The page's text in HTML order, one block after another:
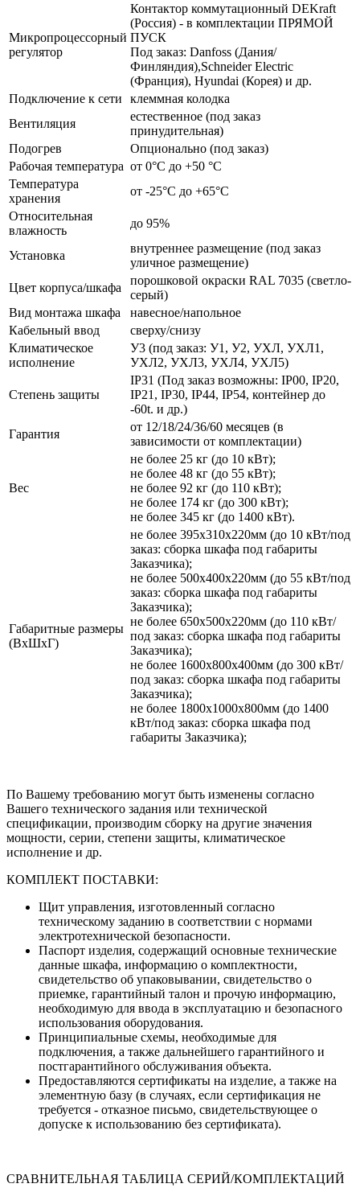
Микропроцессорный
регулятор
Контактор коммутационный DEKraft
(Россия) - в комплектации ПРЯМОЙ
ПУСК
Под заказ: Danfoss (Дания/
Финляндия),Schneider Electric
(Франция), Hyundai (Корея) и др.
Подключение к сети
клеммная колодка
Вентиляция
естественное (под заказ
принудительная)
Подогрев
Опционально (под заказ)
Рабочая температура от 0°C до +50 °C
Температура
хранения
от -25°C до +65°C
Относительная
влажность
до 95%
Установка
внутреннее размещение (под заказ
уличное размещение)
Цвет корпуса/шкафа
порошковой окраски RAL 7035 (светло-
серый)
Вид монтажа шкафа
навесное/напольное
Кабельный ввод
сверху/снизу
Климатическое
исполнение
У3 (под заказ: У1, У2, УХЛ, УХЛ1,
УХЛ2, УХЛ3, УХЛ4, УХЛ5)
Степень защиты
IP31 (Под заказ возможны: IP00, IP20,
IP21, IP30, IP44, IP54, контейнер до
-60t. и др.)
Гарантия
от 12/18/24/36/60 месяцев (в
зависимости от комплектации)
Вес
не более 25 кг (до 10 кВт);
не более 48 кг (до 55 кВт);
не более 92 кг (до 110 кВт);
не более 174 кг (до 300 кВт);
не более 345 кг (до 1400 кВт).
Габаритные размеры
(ВхШхГ)
не более 395х310х220мм (до 10 кВт/под
заказ: сборка шкафа под габариты
Заказчика);
не более 500х400х220мм (до 55 кВт/под
заказ: сборка шкафа под габариты
Заказчика);
не более 650х500х220мм (до 110 кВт/
под заказ: сборка шкафа под габариты
Заказчика);
не более 1600х800х400мм (до 300 кВт/
под заказ: сборка шкафа под габариты
Заказчика);
не более 1800х1000х800мм (до 1400
кВт/под заказ: сборка шкафа под
габариты Заказчика);
По Вашему требованию могут быть изменены согласно
Вашего технического задания или технической
спецификации, производим сборку на другие значения
мощности, серии, степени защиты, климатическое
исполнение и др.
КОМПЛЕКТ ПОСТАВКИ:
Щит управления, изготовленный согласно
техническому заданию в соответствии с нормами
электротехнической безопасности.
Паспорт изделия, содержащий основные технические
данные шкафа, информацию о комплектности,
свидетельство об упаковывании, свидетельство о
приемке, гарантийный талон и прочую информацию,
необходимую для ввода в эксплуатацию и безопасного
использования оборудования.
Принципиальные схемы, необходимые для
подключения, а также дальнейшего гарантийного и
постгарантийного обслуживания объекта.
Предоставляются сертификаты на изделие, а также на
элементную базу (в случаях, если сертификация не
требуется - отказное письмо, свидетельствующее о
допуске к использованию без сертификата).
СРАВНИТЕЛЬНАЯ ТАБЛИЦА СЕРИЙ/КОМПЛЕКТАЦИЙ